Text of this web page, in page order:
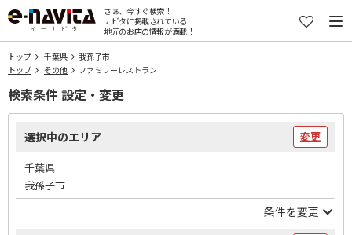
さぁ、今すぐ検索！
ナビタに掲載されている
地元のお店の情報が満載！
トップ 千葉県
我孫子市
トップ
その他 ファミリーレストラン
検索条件 設定・変更
選択中のエリア 変更
千葉県
我孫子市
条件を変更